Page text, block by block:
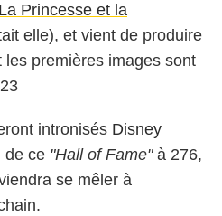
La Princesse et la
elle), et vient de produire
les premières images sont
intronisés Disney
de ce "Hall of Fame"à 276,
se mêler à